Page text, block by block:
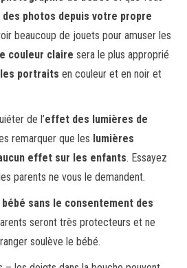
des photos depuis votre propre
beaucoup de jouets pour amuser les
couleur claire sera le plus approprié
portraits en couleur et en noir et
de l’effet des lumières de
remarquer que les lumières
effet sur les enfants. Essayez
parents ne vous le demandent.
sans le consentement des
seront très protecteurs et ne
soulève le bébé.